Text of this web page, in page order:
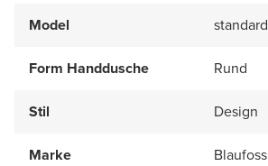
Model standard
Form Handdusche Rund
Stil Design
Marke Blaufoss